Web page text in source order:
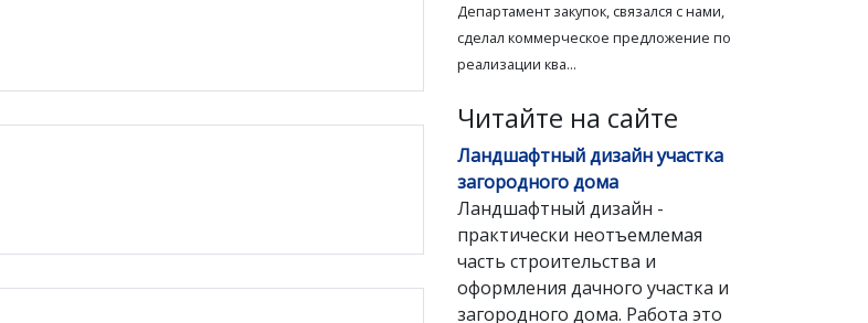
Департамент закупок, связался с нами,
сделал коммерческое предложение по
реализации ква...
Читайте на сайте
Ландшафтный дизайн участка
загородного дома
Ландшафтный дизайн -
практически неотъемлемая
часть строительства и
оформления дачного участка и
загородного дома. Работа это